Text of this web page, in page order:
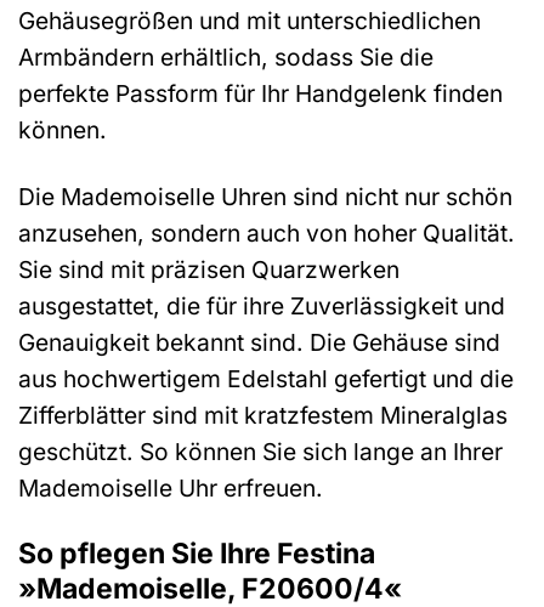
Gehäusegrößen und mit unterschiedlichen
Armbändern erhältlich, sodass Sie die
perfekte Passform für Ihr Handgelenk finden
können.
Die Mademoiselle Uhren sind nicht nur schön
anzusehen, sondern auch von hoher Qualität.
Sie sind mit präzisen Quarzwerken
ausgestattet, die für ihre Zuverlässigkeit und
Genauigkeit bekannt sind. Die Gehäuse sind
aus hochwertigem Edelstahl gefertigt und die
Zifferblätter sind mit kratzfestem Mineralglas
geschützt. So können Sie sich lange an Ihrer
Mademoiselle Uhr erfreuen.
So pflegen Sie Ihre Festina
»Mademoiselle, F20600/4«